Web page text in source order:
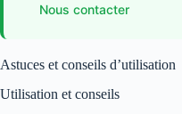
Nous contacter
Astuces et conseils d’utilisation
Utilisation et conseils